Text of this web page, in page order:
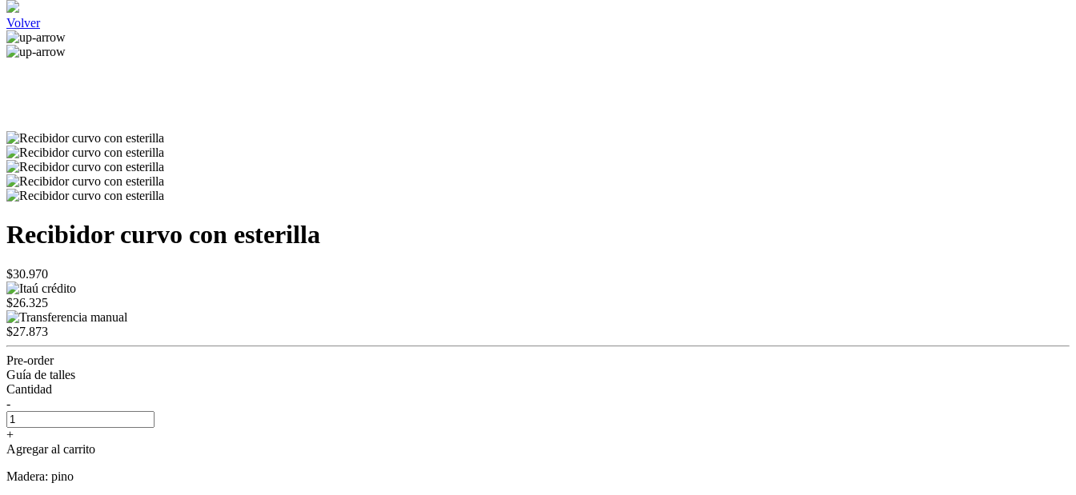
Volver
Recibidor curvo con esterilla
$30.970
$26.325
$27.873
Pre-order
Guía de talles
Cantidad
-
+
Agregar al carrito
Madera: pino